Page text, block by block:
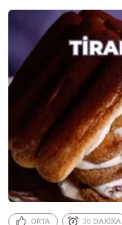
ORTA 30 DAKİKA